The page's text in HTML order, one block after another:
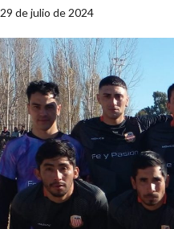
29 de julio de 2024